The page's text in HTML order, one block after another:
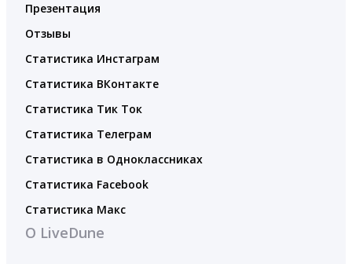
Презентация
Отзывы
Статистика Инстаграм
Статистика ВКонтакте
Статистика Тик Ток
Статистика Телеграм
Статистика в Одноклассниках
Статистика Facebook
Статистика Макс
О LiveDune